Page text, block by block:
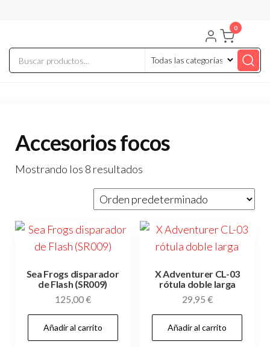
0
Accesorios focos
Mostrando los 8 resultados
Sea Frogs disparador
de Flash (SR009)
125,00€
Añadir al carrito
X Adventurer CL-03
rótula doble larga
29,95 €
Añadir al carrito